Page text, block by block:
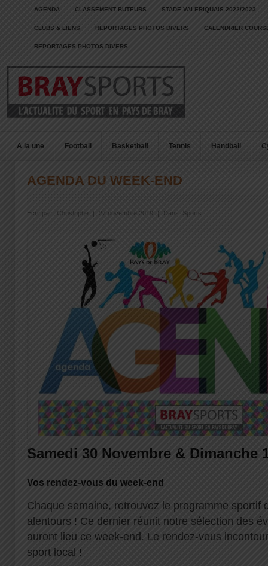
AGENDA CLASSEMENT BUTEURS STADE VALERIQUAIS 2022/2023
CLUBS & LIENS REPORTAGES PHOTOS DIVERS CALENDRIER
REPORTAGES PHOTOS DIVERS
A la une Football Basketball Tennis Handball
AGENDA DU WEEK-END
Écrit par : Christophe 27 novembre 2019 Dans : Sports
Samedi 30 Novembre & Dimanche
Vos rendez-vous du week-end
Chaque semaine, retrouvez le programme sportif
alentours ! Ce dernier réunit notre sélection des
auront lieu ce week-end. Le rendez-vous
sport local !